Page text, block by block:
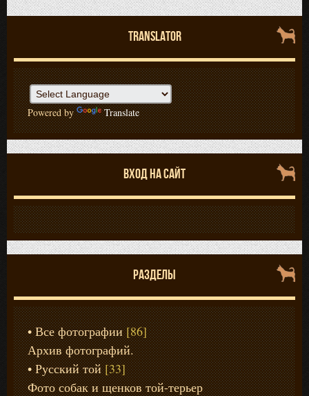
TRANSLATOR
Powered by Translate
ВХОД НА САЙТ
РАЗДЕЛЫ
Все фотографии [86]
Архив фотографий.
Русский той [33]
Фото собак и щенков той-терьер